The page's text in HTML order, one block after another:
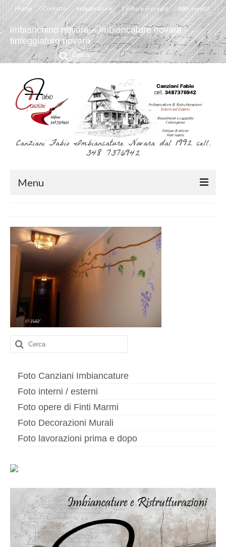
Home Contatto imbiancature Finiture di pregio Altri servizi
imbianchino novara – Imbiancature novara –
tinteggiature novara
Cerca:
Canziani Fabio Imbiancature Novara dal 1992 cell.
348 7376942
Menu
Contatto
imbiancature
Interni
Esterni
Finiture di pregio
Esecuzione meridiana
Decorazioni murali
Finti marmi
Murales
Controsoffitti
Posa pavimento laminato
Muratura
Cerca:
Foto Canziani Imbiancature
Foto interni / esterni
Foto opere di Finti Marmi
Foto Decorazioni Murali
Foto lavorazioni prima e dopo